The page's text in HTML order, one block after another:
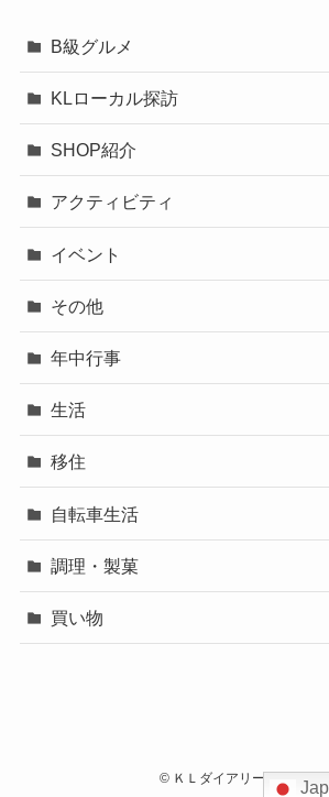
B級グルメ
KLローカル探訪
SHOP紹介
アクティビティ
イベント
その他
年中行事
生活
移住
自転車生活
調理・製菓
買い物
©ＫＬダイアリートラタロ